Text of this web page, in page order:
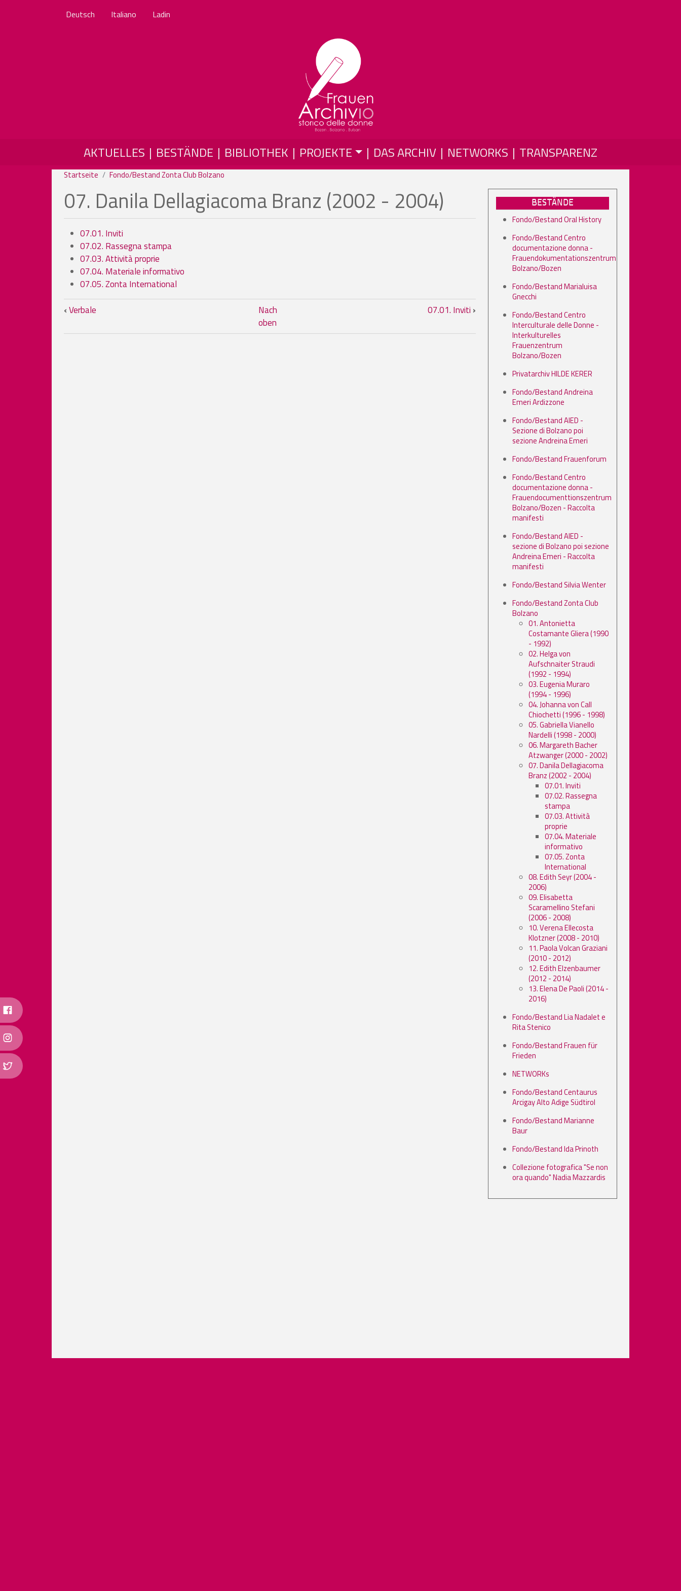
Deutsch Italiano Ladin
MAIN NAVIGATION
AKTUELLES BESTÄNDE BIBLIOTHEK PROJEKTE DAS ARCHIV NETWORKS TRANSPARENZ
Startseite Fondo/Bestand Zonta Club Bolzano
07. Danila Dellagiacoma Branz (2002 - 2004)
07.01. Inviti
07.02. Rassegna stampa
07.03. Attività proprie
07.04. Materiale informativo
07.05. Zonta International
Links für das Blättern im Buch 07. Danila Dellagiacoma Branz (2002 - 2004)
‹Verbale
Nach
oben
07.01. Inviti ›
BESTÄNDE
Fondo/Bestand Oral History
Fondo/Bestand Centro
documentazione donna -
Frauendokumentationszentrum
Bolzano/Bozen
Fondo/Bestand Marialuisa
Gnecchi
Fondo/Bestand Centro
Interculturale delle Donne -
Interkulturelles
Frauenzentrum
Bolzano/Bozen
Privatarchiv HILDE KERER
Fondo/Bestand Andreina
Emeri Ardizzone
Fondo/Bestand AIED -
Sezione di Bolzano poi
sezione Andreina Emeri
Fondo/Bestand Frauenforum
Fondo/Bestand Centro
documentazione donna -
Frauendocumenttionszentrum
Bolzano/Bozen - Raccolta
manifesti
Fondo/Bestand AIED -
sezione di Bolzano poi sezione
Andreina Emeri - Raccolta
manifesti
Fondo/Bestand Silvia Wenter
Fondo/Bestand Zonta Club
Bolzano
01. Antonietta
Costamante Gliera (1990
- 1992)
02. Helga von
Aufschnaiter Straudi
(1992 - 1994)
03. Eugenia Muraro
(1994 - 1996)
04. Johanna von Call
Chiochetti (1996 - 1998)
05. Gabriella Vianello
Nardelli (1998 - 2000)
06. Margareth Bacher
Atzwanger (2000 - 2002)
07. Danila Dellagiacoma
Branz (2002 - 2004)
07.01. Inviti
07.02. Rassegna
stampa
07.03. Attività
proprie
07.04. Materiale
informativo
07.05. Zonta
International
08. Edith Seyr (2004 -
2006)
09. Elisabetta
Scaramellino Stefani
(2006 - 2008)
10. Verena Ellecosta
Klotzner (2008 - 2010)
11. Paola Volcan Graziani
(2010 - 2012)
12. Edith Elzenbaumer
(2012 - 2014)
13. Elena De Paoli (2014 -
2016)
Fondo/Bestand Lia Nadalet e
Rita Stenico
Fondo/Bestand Frauen für
Frieden
NETWORKs
Fondo/Bestand Centaurus
Arcigay Alto Adige Südtirol
Fondo/Bestand Marianne
Baur
Fondo/Bestand Ida Prinoth
Collezione fotografica "Se non
ora quando" Nadia Mazzardis